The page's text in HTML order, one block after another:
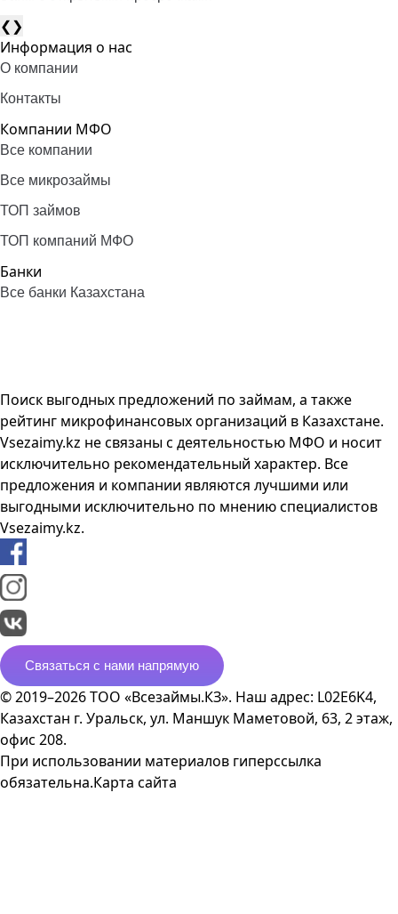
❮❯
Информация о нас
О компании
Контакты
Компании МФО
Все компании
Все микрозаймы
ТОП займов
ТОП компаний МФО
Банки
Все банки Казахстана
Поиск выгодных предложений по займам, а также
рейтинг микрофинансовых организаций в Казахстане.
Vsezaimy.kz не связаны с деятельностью МФО и носит
исключительно рекомендательный характер. Все
предложения и компании являются лучшими или
выгодными исключительно по мнению специалистов
Vsezaimy.kz.
Связаться с нами напрямую
© 2019–2026 ТОО «Всезаймы.КЗ». Наш адрес: L02E6K4,
Казахстан г. Уральск, ул. Маншук Маметовой, 63, 2 этаж,
офис 208.
При использовании материалов гиперссылка
обязательна.Карта сайта